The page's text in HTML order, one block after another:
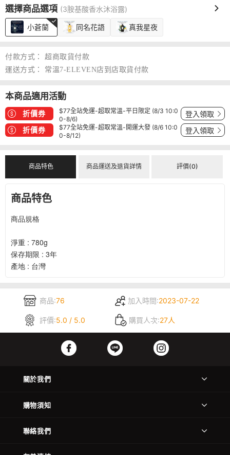
選擇商品選項 (3胺基酸香水沐浴露)
小蒼蘭 同名花語 真我星夜
付款方式：
超商取貨付款
運送方式：
常溫7-ELEVEN店到店取貨付款
本商品適用活動
折價券
$77全站免運-超取常溫-平日限定 (8/3 10:0
0-8/6)
登入領取
折價券
$77全站免運-超取常溫-開運大發 (8/6 10:0
0-8/12)
登入領取
商品特色 商品運送及退貨詳情 評價(0)
商品特色
商品規格
淨重 : 780g
保存期限 : 3年
產地 : 台灣
商品:76 加入時間:2023-07-22
評價:5.0 / 5.0 購買人次:27人
關於我們
購物須知
聯絡我們